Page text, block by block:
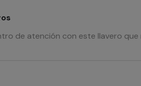
de atención con este llavero